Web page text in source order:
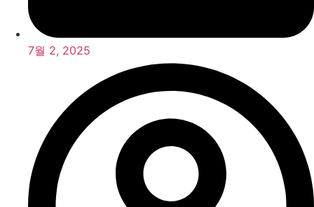
7월 2, 2025